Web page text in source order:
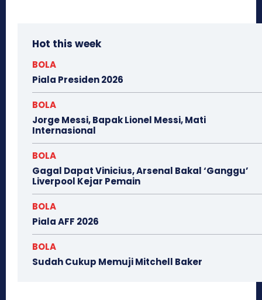
Hot this week
BOLA
Piala Presiden 2026
BOLA
Jorge Messi, Bapak Lionel Messi, Mati
Internasional
BOLA
Gagal Dapat Vinicius, Arsenal Bakal ‘Ganggu’
Liverpool Kejar Pemain
BOLA
Piala AFF 2026
BOLA
Sudah Cukup Memuji Mitchell Baker